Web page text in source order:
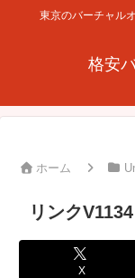
東京のバーチャル
格安
ホーム
リンクV1134
X